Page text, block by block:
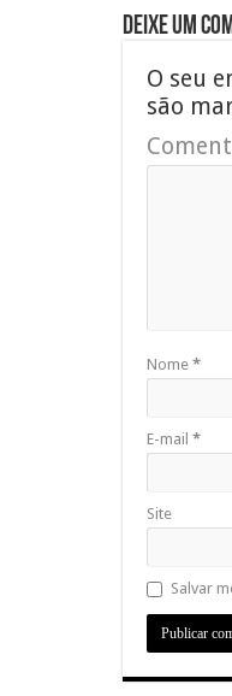
Deixe um
O seu
são
Nome *
E-mail *
Site
Salvar